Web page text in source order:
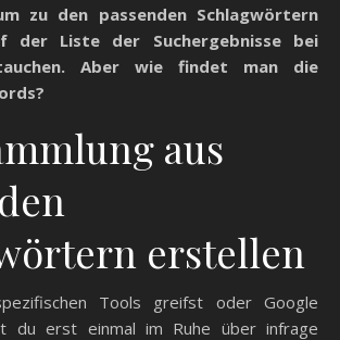
zu den passenden Schlagwörtern
der Liste der Suchergebnisse bei
Aber wie findet man die
aus
erstellen
Tools greifst oder Google
du erst einmal im Ruhe über infrage